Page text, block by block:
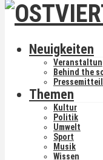
Neuigkeiten
Behind the
Themen
Kultur
Politik
Umwelt
Sport
Musik
Wissen